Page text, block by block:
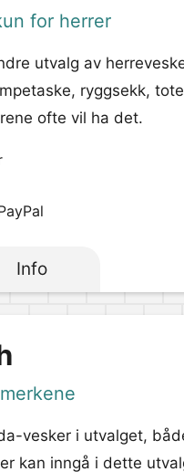
for herrer
utvalg av
ryggsekk,
ofte vil ha det.
Info
vesker i utvalget,
kan inngå i dette